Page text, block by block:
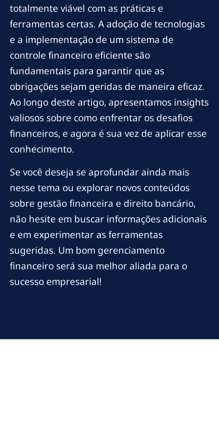
totalmente viável com as práticas e
ferramentas certas. A adoção de tecnologias
e a implementação de um sistema de
controle financeiro eficiente são
fundamentais para garantir que as
obrigações sejam geridas de maneira eficaz.
Ao longo deste artigo, apresentamos insights
valiosos sobre como enfrentar os desafios
financeiros, e agora é sua vez de aplicar esse
conhecimento.
Se você deseja se aprofundar ainda mais
nesse tema ou explorar novos conteúdos
sobre gestão financeira e direito bancário,
não hesite em buscar informações adicionais
e em experimentar as ferramentas
sugeridas. Um bom gerenciamento
financeiro será sua melhor aliada para o
sucesso empresarial!